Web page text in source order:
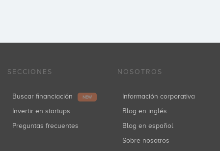
SECCIONES
Buscar financiación NEW
Invertir en startups
Preguntas frecuentes
NOSOTROS
Información corporativa
Blog en inglés
Blog en español
Sobre nosotros